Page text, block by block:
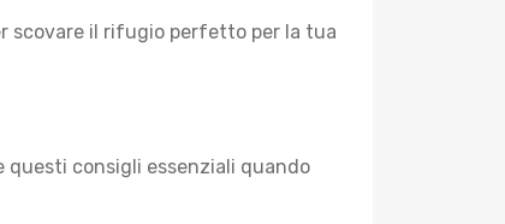
scovare il rifugio perfetto per la tua
questi consigli essenziali quando